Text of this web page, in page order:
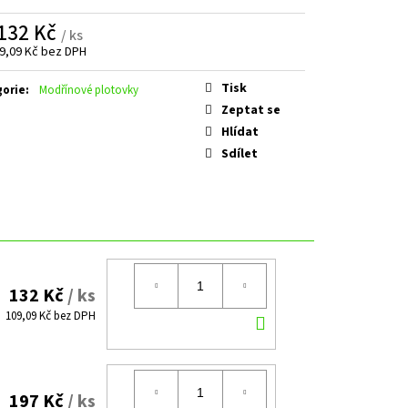
Kč / ks
Kčbez DPH
: Modřínové plotovky
Tisk
Zeptat se
Hlídat
Sdílet
132 Kč/ ks
109,09 Kč bez DPH
KOŠÍKU
197 Kč/ ks
3600 MM V. 2000 MM